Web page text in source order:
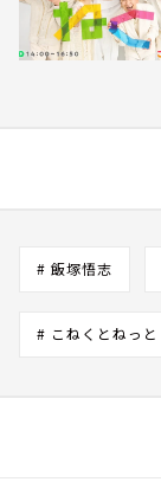
# 飯塚悟志
# こねくとねっと